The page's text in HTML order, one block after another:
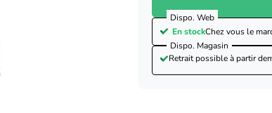
Dispo. Web
En stockChez vous le
Dispo. Magasin
Retrait possible à partir de